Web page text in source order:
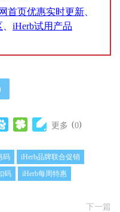
首页优惠实时更新
iHerb试用产品
更多 (0)
码
iHerb品牌联合促销
码 iHerb每周特惠
下一篇